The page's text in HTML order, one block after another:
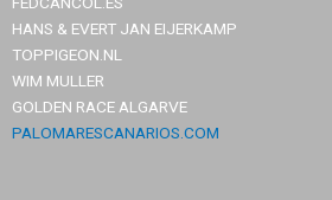
HANS & EVERT JAN EIJERKAMP
TOPPIGEON.NL
WIM MULLER
GOLDEN RACE ALGARVE
PALOMARESCANARIOS.COM